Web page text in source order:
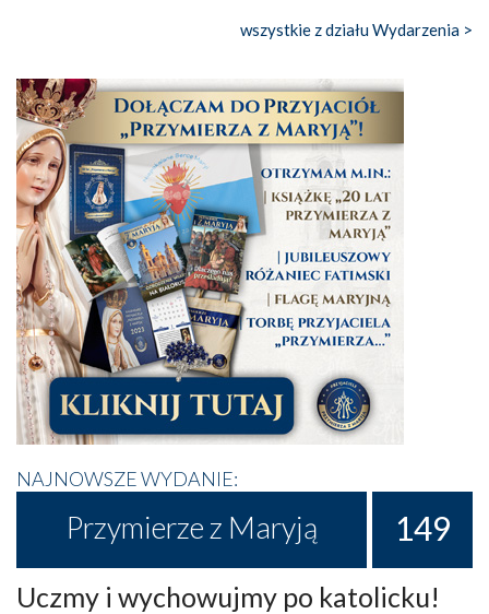
wszystkie z działu Wydarzenia >
NAJNOWSZE WYDANIE:
Przymierze z Maryją 149
Uczmy i wychowujmy po katolicku!